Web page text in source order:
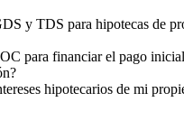
y TDS para hipotecas de
para financiar el pago
hipotecarios de mi